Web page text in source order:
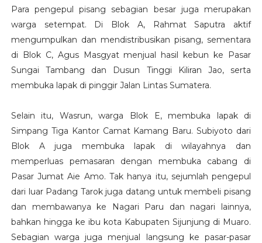
Para pengepul pisang sebagian besar juga merupakan
warga setempat. Di Blok A, Rahmat Saputra aktif
mengumpulkan dan mendistribusikan pisang, sementara
di Blok C, Agus Masgyat menjual hasil kebun ke Pasar
Sungai Tambang dan Dusun Tinggi Kiliran Jao, serta
membuka lapak di pinggir Jalan Lintas Sumatera.
Selain itu, Wasrun, warga Blok E, membuka lapak di
Simpang Tiga Kantor Camat Kamang Baru. Subiyoto dari
Blok A juga membuka lapak di wilayahnya dan
memperluas pemasaran dengan membuka cabang di
Pasar Jumat Aie Amo. Tak hanya itu, sejumlah pengepul
dari luar Padang Tarok juga datang untuk membeli pisang
dan membawanya ke Nagari Paru dan nagari lainnya,
bahkan hingga ke ibu kota Kabupaten Sijunjung di Muaro.
Sebagian warga juga menjual langsung ke pasar-pasar